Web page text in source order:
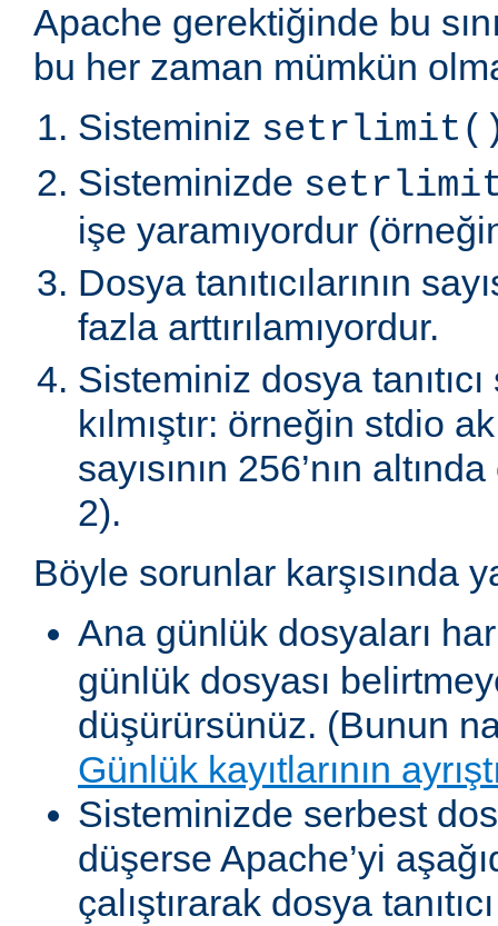
Apache gerektiğinde bu
bu her zaman mümkün
Sisteminiz
Sisteminizde
işe yaramıyordur
Dosya tanıtıcılarının
fazla arttırılamıyordur.
Sisteminiz dosya tanıtıcı
kılmıştır: örneğin stdio
sayısının 256’nın
2).
Böyle sorunlar karşısında
Ana günlük dosyaları
günlük dosyası
düşürürsünüz. (Bunun
Günlük kayıtlarının
Sisteminizde serbest
düşerse Apache’yi
çalıştırarak dosya